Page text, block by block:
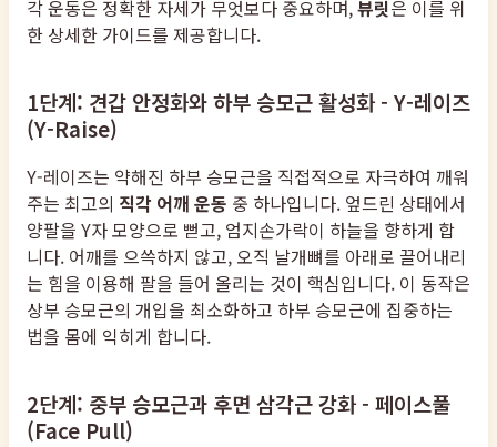
각 운동은 정확한 자세가 무엇보다 중요하며,뷰릿은 이를 위
한 상세한 가이드를 제공합니다.
1단계: 견갑 안정화와 하부 승모근 활성화 - Y-레이즈
(Y-Raise)
Y-레이즈는 약해진 하부 승모근을 직접적으로 자극하여 깨워
주는 최고의 직각 어깨 운동 중 하나입니다. 엎드린 상태에서
양팔을 Y자 모양으로 뻗고, 엄지손가락이 하늘을 향하게 합
니다. 어깨를 으쓱하지 않고, 오직 날개뼈를 아래로 끌어내리
는 힘을 이용해 팔을 들어 올리는 것이 핵심입니다. 이 동작은
상부 승모근의 개입을 최소화하고 하부 승모근에 집중하는
법을 몸에 익히게 합니다.
2단계: 중부 승모근과 후면 삼각근 강화 - 페이스풀
(Face Pull)